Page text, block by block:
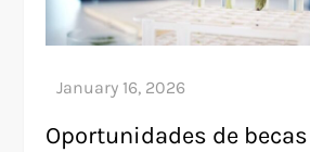
Oportunidades de